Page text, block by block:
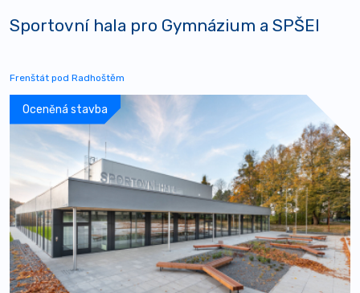
Sportovní hala pro Gymnázium a SPŠEI
Frenštát pod Radhoštěm
Oceněná stavba